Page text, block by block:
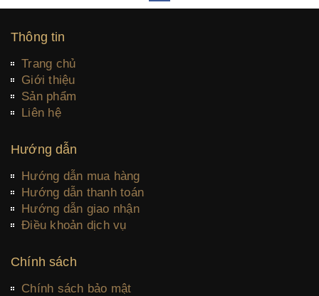
Thông tin
Trang chủ
Giới thiệu
Sản phẩm
Liên hệ
Hướng dẫn
Hướng dẫn mua hàng
Hướng dẫn thanh toán
Hướng dẫn giao nhận
Điều khoản dịch vụ
Chính sách
Chính sách bảo mật